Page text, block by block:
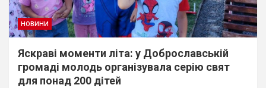
НОВИНИ
Яскраві моменти літа: у Доброславській
громаді молодь організувала серію свят
для понад 200 дітей